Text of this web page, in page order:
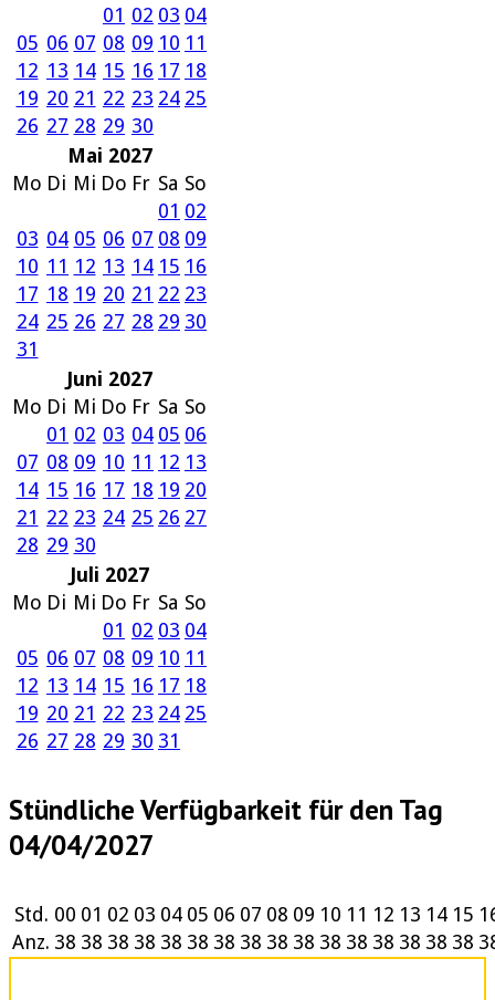
01 02 03 04
05 06 07 08 09 10 11
12 13 14 15 16 17 18
19 20 21 22 23 24 25
26 27 28 29 30
Mai 2027
Mo Di Mi Do Fr Sa So
01 02
03 04 05 06 07 08 09
10 11 12 13 14 15 16
17 18 19 20 21 22 23
24 25 26 27 28 29 30
31
Juni 2027
Mo Di Mi Do Fr Sa So
01 02 03 04 05 06
07 08 09 10 11 12 13
14 15 16 17 18 19 20
21 22 23 24 25 26 27
28 29 30
Juli 2027
Mo Di Mi Do Fr Sa So
01 02 03 04
05 06 07 08 09 10 11
12 13 14 15 16 17 18
19 20 21 22 23 24 25
26 27 28 29 30 31
Stündliche Verfügbarkeit für den Tag
04/04/2027
Std. 00 01 02 03 04 05 06 07 08 09 10 11 12 13 14 15
Anz. 38 38 38 38 38 38 38 38 38 38 38 38 38 38 38 38